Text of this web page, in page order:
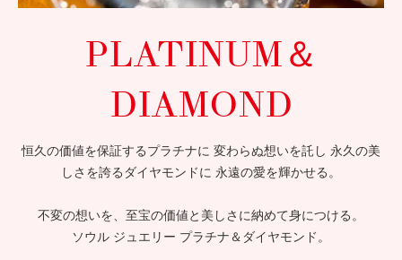
PLATINUM＆
DIAMOND
恒久の価値を保証するプラチナに 変わらぬ想いを託し 永久の美
しさを誇るダイヤモンドに 永遠の愛を輝かせる。
不変の想いを、至宝の価値と美しさに納めて身につける。
ソウル ジュエリー プラチナ＆ダイヤモンド。